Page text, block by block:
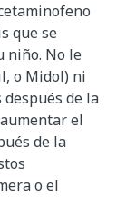
que se
niño. No le
o Midol) ni
de la
el
de la
o el